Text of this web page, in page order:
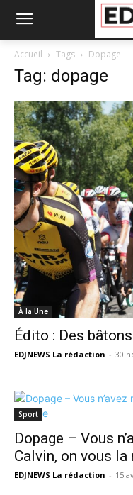
Accueil Tags Dopage
Tag: dopage
À la Une
Édito : Des
EDJNEWS La rédaction - 30
Sport
Dopage – Vous
Calvin, on vous la
EDJNEWS La rédaction - 15